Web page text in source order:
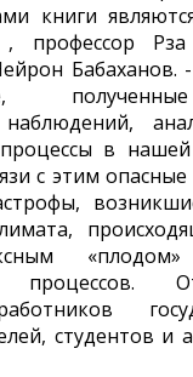
книги
профессор
Бабаханов.
наблюдений,
в
с этим опасные
студентов